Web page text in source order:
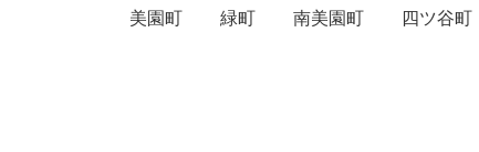
美園町
緑町 南美園町 四ツ谷町